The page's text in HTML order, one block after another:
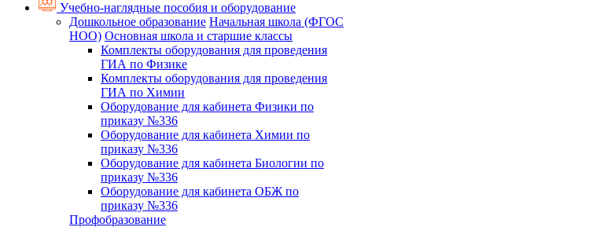
Учебно-наглядные пособия и оборудование
Дошкольное образование Начальная школа (ФГОС
НОО) Основная школа и старшие классы
Комплекты оборудования для проведения
ГИА по Физике
Комплекты оборудования для проведения
ГИА по Химии
Оборудование для кабинета Физики по
приказу №336
Оборудование для кабинета Химии по
приказу №336
Оборудование для кабинета Биологии по
приказу №336
Оборудование для кабинета ОБЖ по
приказу №336
Профобразование